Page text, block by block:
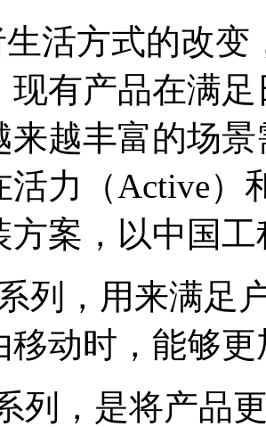
活方式的改变
现有产品在满
来越丰富的场
活力（Active）
方案，以中国
列，用来满足
移动时，能够
列，是将产品